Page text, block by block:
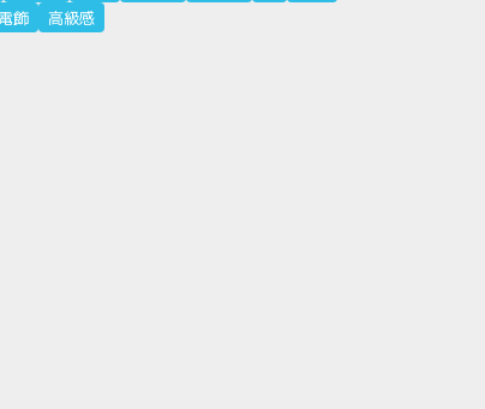
電飾 高級感